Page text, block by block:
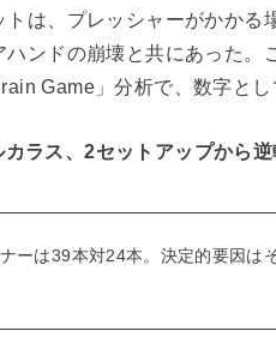
は、プレッシャーがかかる
ンドの崩壊と共にあった。
Game」分析で、数字とし
ラス、2セットアップから
ーは39本対24本。決定的要因は